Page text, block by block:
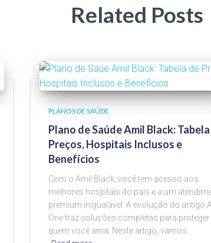
Related Posts
PLANOS DE SAÚDE
Plano de Saúde Amil Black:
Preços, Hospitais Inclusos e
Benefícios
Com o Amil Black, você tem acesso aos
melhores hospitais do país e a um
premium inigualável. A evolução do antigo
One traz soluções completas para proteger
quem você ama. Neste artigo, vamos